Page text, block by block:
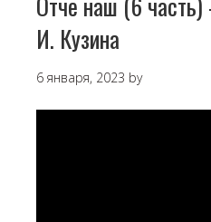
И. Кузина
6 января, 2023 by